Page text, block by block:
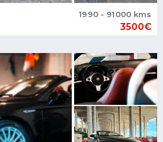
1990 - 91000 kms
3500€